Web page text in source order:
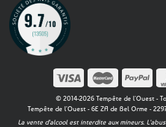
© 2014-2026 Tempête de l'Ouest -
Tempête de l'Ouest - 6E ZA de Bel Orme -
La vente d'alcool est interdite aux mineurs.